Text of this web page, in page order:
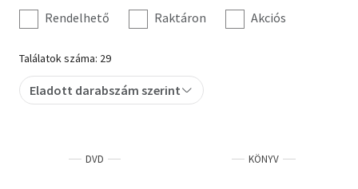
Irodalom
Művészet
Szakkönyv
Tankönyv, segédkönyv
szűrés
Rendelhető
Raktáron Akciós
Találatok száma: 29
Eladott darabszám szerint
DVD KÖNYV